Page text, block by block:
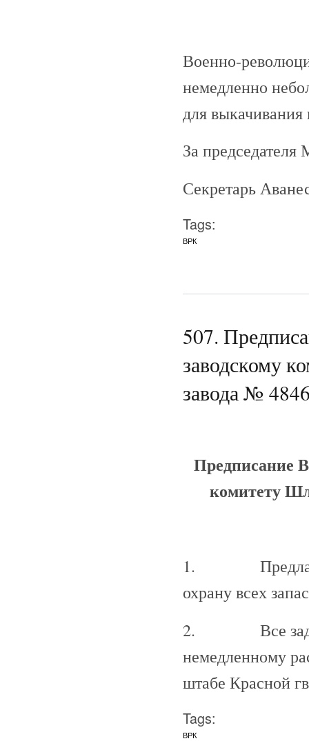
Военно-
немедленно
для выкачивания
За председателя
Секретарь
Tags:
ВРК
507.
заводскому
завода №
Предписание
комитету
1.
охрану всех
2. Все
немедленному
штабе Красной
Tags:
ВРК